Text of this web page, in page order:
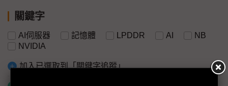
關鍵字
AI伺服器 記憶體 LPDDR AI
NB
NVIDIA
加入已選取到「關鍵字追蹤」